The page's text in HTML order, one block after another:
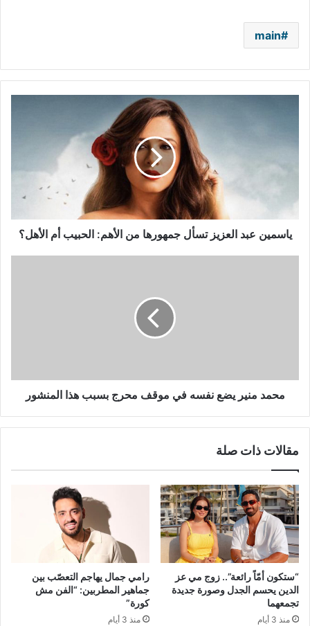
main
الأهم:
الحبيب
أم
الأهل؟
ياسمين عبد العزيز تسأل جمهورها من الأهم: الحبيب أم الأهل؟
هذا
المنشور
محمد منير يضع نفسه في موقف محرج بسبب هذا المنشور
مقالات ذات صلة
“ستكون أمّاً رائعة”.. زوج مي عز
الدين يحسم الجدل وصورة جديدة
تجمعهما
منذ 3 أيام
رامي جمال يهاجم التعصّب بين
جماهير المطربين: “الفن مش
كورة”
منذ 3 أيام